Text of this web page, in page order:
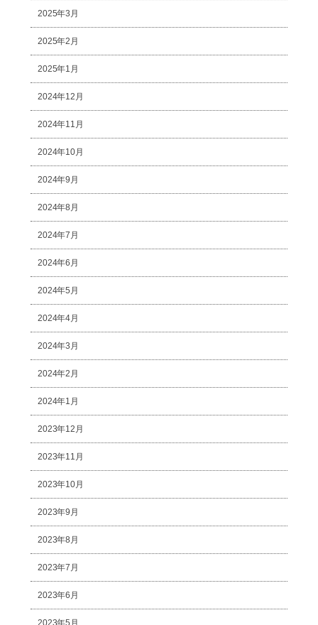
2025年3月
2025年2月
2025年1月
2024年12月
2024年11月
2024年10月
2024年9月
2024年8月
2024年7月
2024年6月
2024年5月
2024年4月
2024年3月
2024年2月
2024年1月
2023年12月
2023年11月
2023年10月
2023年9月
2023年8月
2023年7月
2023年6月
2023年5月